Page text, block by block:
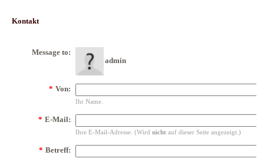
Kontakt
Message to:
admin
* Von:
Ihr Name.
* E-Mail:
Ihre E-Mail-Adresse. (Wird nicht auf dieser Seite angezeigt.)
* Betreff: